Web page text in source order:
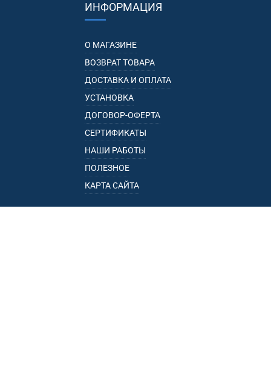
ИНФОРМАЦИЯ
О МАГАЗИНЕ
ВОЗВРАТ ТОВАРА
ДОСТАВКА И ОПЛАТА
УСТАНОВКА
ДОГОВОР-ОФЕРТА
СЕРТИФИКАТЫ
НАШИ РАБОТЫ
ПОЛЕЗНОЕ
КАРТА САЙТА